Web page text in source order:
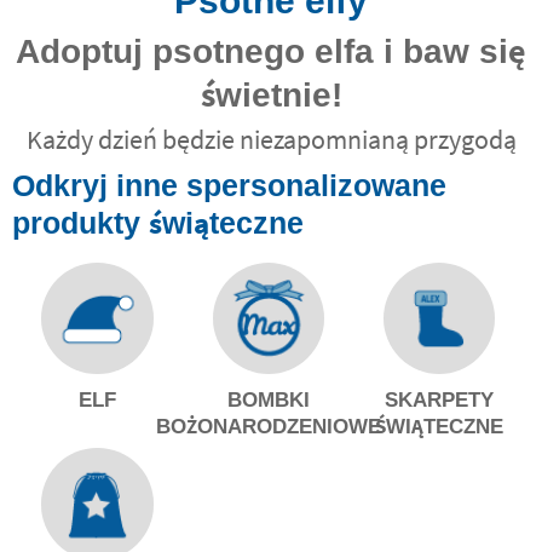
Adoptuj psotnego elfa i baw się
świetnie!
Każdy dzień będzie niezapomnianą przygodą
Odkryj inne spersonalizowane
produkty świąteczne
ELF
BOMBKI
BOŻONARODZENIOWE
SKARPETY
ŚWIĄTECZNE